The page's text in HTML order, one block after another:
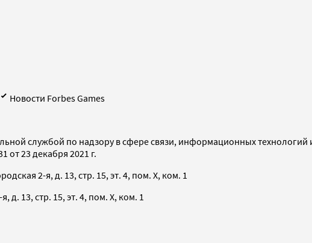
Новости Forbes Games
службой по надзору в сфере связи, информационных
от 23 декабря 2021 г.
2-я, д. 13, стр. 15, эт. 4, пом. X, ком. 1
д. 13, стр. 15, эт. 4, пом. X, ком. 1